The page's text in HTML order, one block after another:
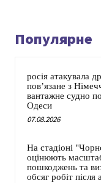
Популярне
росія атакувала
пов’язане з
вантажне судно
Одеси
07.08.2026
На стадіоні
оцінюють
пошкоджень та
обсяг робіт після